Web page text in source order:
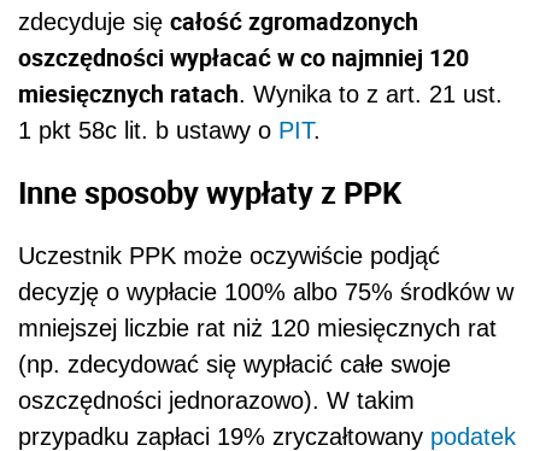
zdecyduje się całość zgromadzonych
oszczędności wypłacać w co najmniej 120
miesięcznych ratach. Wynika to z art. 21 ust.
1 pkt 58c lit. b ustawy o PIT.
Inne sposoby wypłaty z PPK
Uczestnik PPK może oczywiście podjąć
decyzję o wypłacie 100% albo 75% środków w
mniejszej liczbie rat niż 120 miesięcznych rat
(np. zdecydować się wypłacić całe swoje
oszczędności jednorazowo). W takim
przypadku zapłaci 19% zryczałtowany podatek